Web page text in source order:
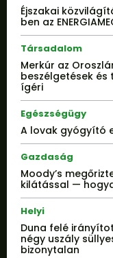
Éjszakai
ben az
Társadalom
Merkúr az
beszélgetések és
ígéri
Egészségügy
A lovak gyógyító
Gazdaság
Moody’s
kilátással —
Helyi
Duna felé
négy uszály
bizonytalan